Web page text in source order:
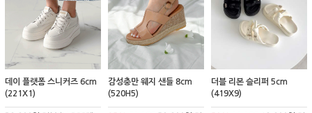
데이 플랫폼 스니커즈 6cm
(221X1)
감성충만 웨지 샌들 8cm
(520H5)
더블 리본 슬리퍼 5cm
(419X9)